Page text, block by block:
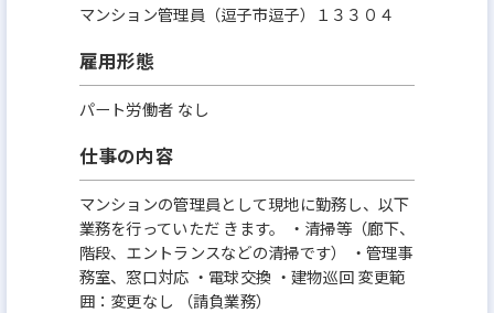
マンション管理員（逗子市逗子）１３３０４
雇用形態
パート労働者 なし
仕事の内容
マンションの管理員として現地に勤務し、以下
業務を行っていただ きます。 ・清掃等（廊下、
階段、エントランスなどの清掃です） ・管理事
務室、窓口対応 ・電球交換 ・建物巡回 変更範
囲：変更なし （請負業務）